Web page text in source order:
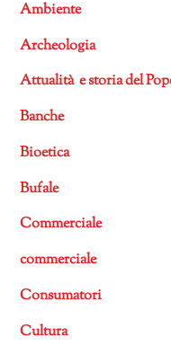
Ambiente
Archeologia
Attualità e storia del
Banche
Bioetica
Bufale
Commerciale
commerciale
Consumatori
Cultura